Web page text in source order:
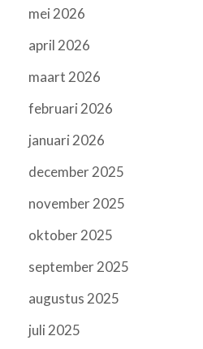
mei 2026
april 2026
maart 2026
februari 2026
januari 2026
december 2025
november 2025
oktober 2025
september 2025
augustus 2025
juli 2025